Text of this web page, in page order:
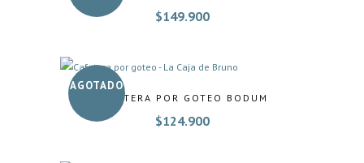
$149.900
AGOTADO
CAFETERA POR GOTEO BODUM
$124.900